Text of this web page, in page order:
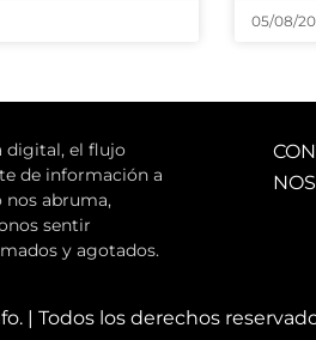
05/08/
digital, el flujo
de información a
nos abruma,
sentir
y agotados.
| Todos los derechos